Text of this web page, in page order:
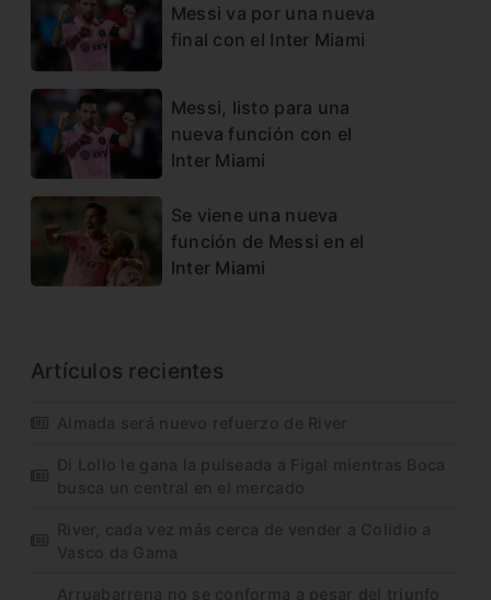
Messi va por una nueva
final con el Inter Miami
Messi, listo para una
nueva función con el
Inter Miami
Se viene una nueva
función de Messi en el
Inter Miami
Artículos recientes
Almada será nuevo refuerzo de River
Di Lollo le gana la pulseada a Figal mientras Boca
busca un central en el mercado
River, cada vez más cerca de vender a Colidio a
Vasco da Gama
Arruabarrena no se conforma a pesar del triunfo